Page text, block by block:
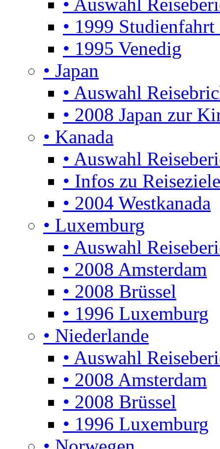
• 1999
• 1995 Venedig
• Japan
• Auswahl
• 2008 Japan zur
• Kanada
• Auswahl
• Infos zu
• 2004 Westkanada
• Luxemburg
• Auswahl
• 2008 Amsterdam
• 2008 Brüssel
• 1996 Luxemburg
• Niederlande
• Auswahl
• 2008 Amsterdam
• 2008 Brüssel
• 1996 Luxemburg